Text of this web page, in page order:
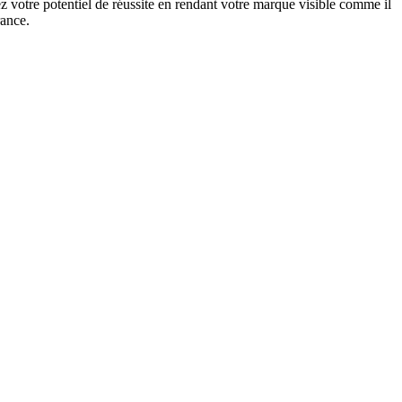
potentiel de réussite en rendant votre marque visible comme il